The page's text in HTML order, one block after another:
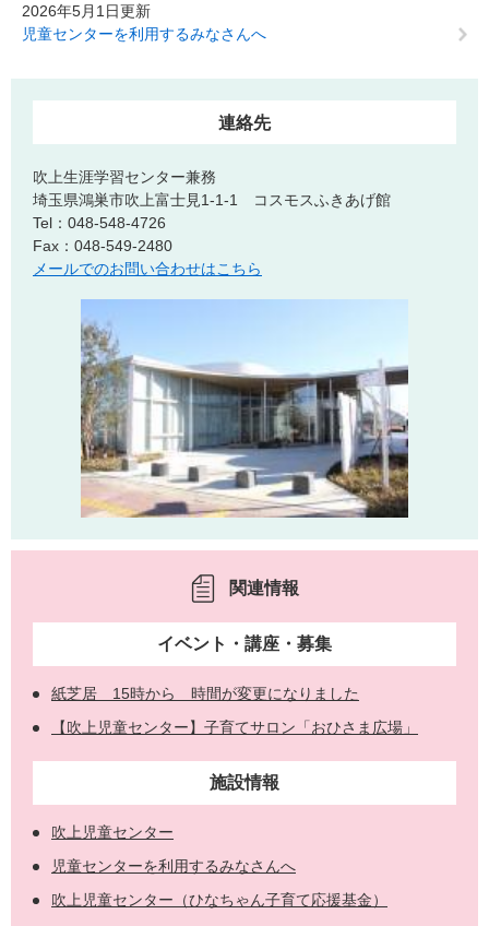
2026年5月1日更新
児童センターを利用するみなさんへ
連絡先
吹上生涯学習センター兼務
埼玉県鴻巣市吹上富士見1-1-1 コスモスふきあげ館
Tel：048-548-4726
Fax：048-549-2480
メールでのお問い合わせはこちら
関連情報
イベント・講座・募集
紙芝居 15時から 時間が変更になりました
【吹上児童センター】子育てサロン「おひさま広場」
施設情報
吹上児童センター
児童センターを利用するみなさんへ
吹上児童センター（ひなちゃん子育て応援基金）